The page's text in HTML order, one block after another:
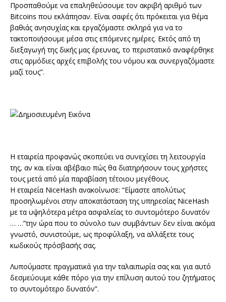
Προσπαθούμε να επαληθεύσουμε τον ακριβή αριθμό των
Bitcoins που εκλάπησαν. Είναι σαφές ότι πρόκειται για θέμα
βαθιάς ανησυχίας και εργαζόμαστε σκληρά για να το
τακτοποιήσουμε μέσα στις επόμενες ημέρες. Εκτός από τη
διεξαγωγή της δικής μας έρευνας, το περιστατικό αναφέρθηκε
στις αρμόδιες αρχές επιβολής του νόμου και συνεργαζόμαστε
μαζί τους”.
Η εταιρεία προφανώς σκοπεύει να συνεχίσει τη λειτουργία
της, αν και είναι αβέβαιο πώς θα διατηρήσουν τους χρήστες
τους μετά από μία παραβίαση τέτοιου μεγέθους.
Η εταιρεία NiceHash ανακοίνωσε: “Είμαστε απολύτως
προσηλωμένοι στην αποκατάσταση της υπηρεσίας NiceHash
με τα υψηλότερα μέτρα ασφαλείας το συντομότερο δυνατόν
… …”την ώρα που το σύνολο των συμβάντων δεν είναι ακόμα
γνωστό, συνιστούμε, ως προφύλαξη, να αλλάξετε τους
κωδικούς πρόσβασής σας.
Λυπούμαστε πραγματικά για την ταλαιπωρία σας και για αυτό
δεσμεύουμε κάθε πόρο για την επίλυση αυτού του ζητήματος
το συντομότερο δυνατόν”.